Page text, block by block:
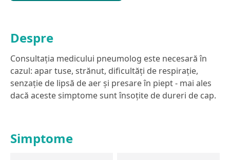
Despre
Consultația medicului pneumolog este necesară în
cazul: apar tuse, strănut, dificultăți de respirație,
senzație de lipsă de aer și presare în piept - mai ales
dacă aceste simptome sunt însoțite de dureri de cap.
Simptome